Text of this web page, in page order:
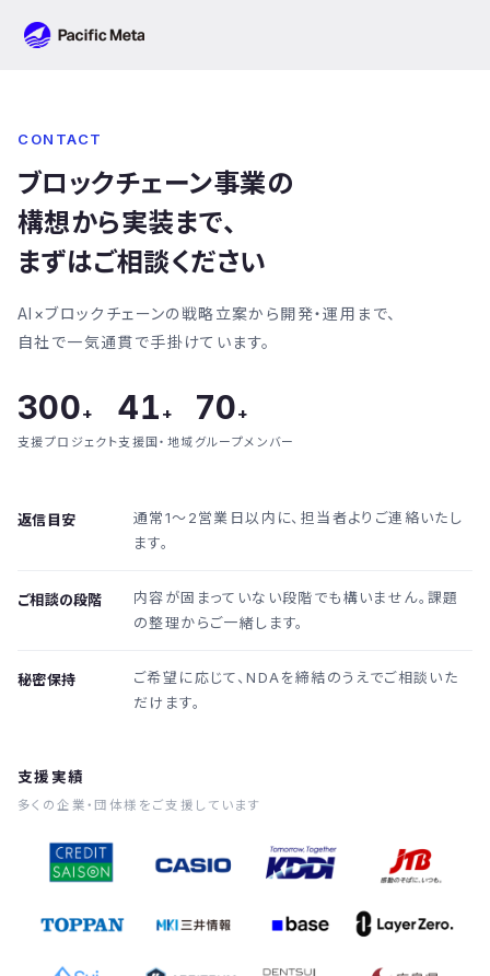
CONTACT
ブロックチェーン事業の
構想から実装まで、
まずはご相談ください
AI×ブロックチェーンの戦略立案から開発・運用まで、
自社で一気通貫で手掛けています。
300+
支援プロジェクト
41 +
支援国・地域
70+
グループメンバー
返信目安
通常1〜2営業日以内に、担当者よりご連絡いたし
ます。
ご相談の段階
内容が固まっていない段階でも構いません。課題
の整理からご一緒します。
秘密保持
ご希望に応じて、NDAを締結のうえでご相談いた
だけます。
支援実績
多くの企業・団体様をご支援しています